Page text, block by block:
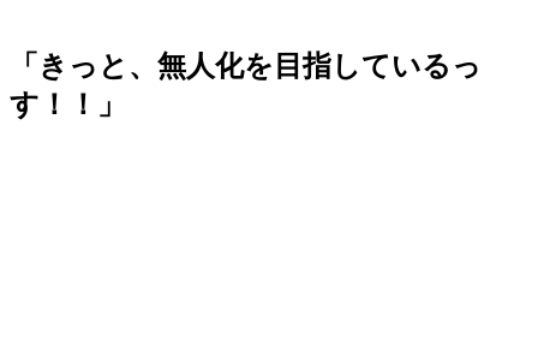
「きっと、無人化を目指しているっ
す！！」